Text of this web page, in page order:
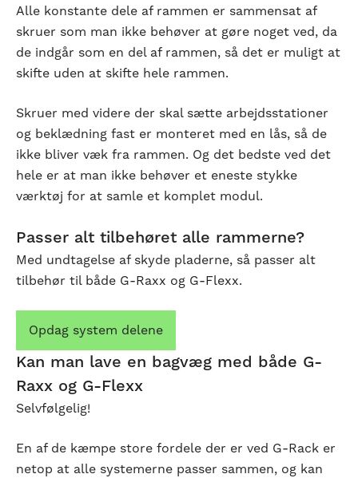
Alle konstante dele af rammen er sammensat af
skruer som man ikke behøver at gøre noget ved, da
de indgår som en del af rammen, så det er muligt at
skifte uden at skifte hele rammen.
Skruer med videre der skal sætte arbejdsstationer
og beklædning fast er monteret med en lås, så de
ikke bliver væk fra rammen. Og det bedste ved det
hele er at man ikke behøver et eneste stykke
værktøj for at samle et komplet modul.
Passer alt tilbehøret alle rammerne?
Med undtagelse af skyde pladerne, så passer alt
tilbehør til både G-Raxx og G-Flexx.
Opdag system delene
Kan man lave en bagvæg med både G-
Raxx og G-Flexx
Selvfølgelig!
En af de kæmpe store fordele der er ved G-Rack er
netop at alle systemerne passer sammen, og kan